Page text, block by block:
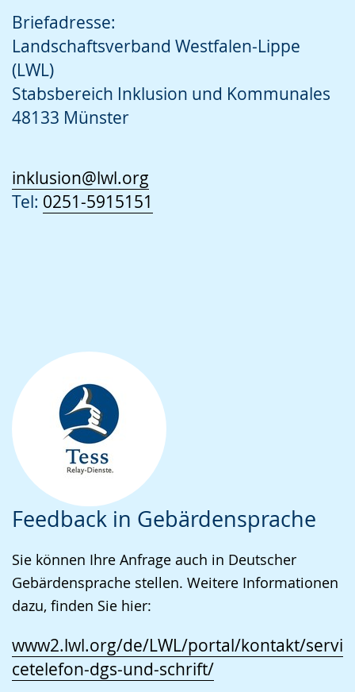
Briefadresse:
Landschaftsverband Westfalen-Lippe
(LWL)
Stabsbereich Inklusion und Kommunales
48133 Münster
inklusion@lwl.org
Tel: 0251-5915151
Feedback in Gebärdensprache
Sie können Ihre Anfrage auch in Deutscher
Gebärdensprache stellen. Weitere Informationen
dazu, finden Sie hier:
www2.lwl.org/de/LWL/portal/kontakt/servi
cetelefon-dgs-und-schrift/